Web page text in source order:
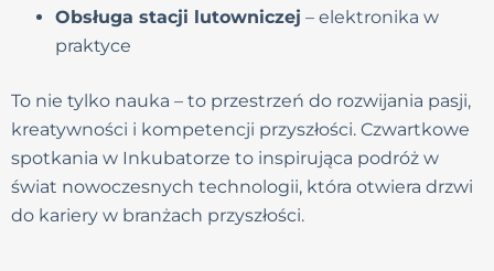
Obsługa stacji lutowniczej – elektronika w
praktyce
To nie tylko nauka – to przestrzeń do rozwijania pasji,
kreatywności i kompetencji przyszłości. Czwartkowe
spotkania w Inkubatorze to inspirująca podróż w
świat nowoczesnych technologii, która otwiera drzwi
do kariery w branżach przyszłości.